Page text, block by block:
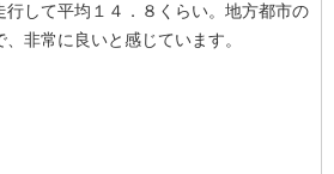
して平均１４．８くらい。地方都市の
非常に良いと感じています。